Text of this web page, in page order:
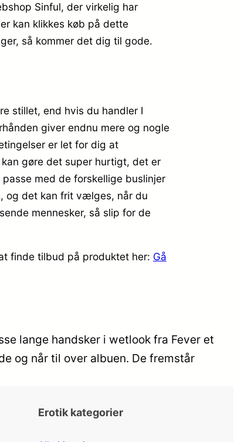
Sinful, der virkelig har
kan klikkes køb på dette
så kommer det dig til gode.
stillet, end hvis du handler I
giver endnu mere og nogle
er let for dig at
gøre det super hurtigt, det er
med de forskellige buslinjer
og det kan frit vælges, når du
mennesker, så slip for de
finde tilbud på produktet her: Gå
lange handsker i wetlook fra Fever et
og når til over albuen. De fremstår
Erotik kategorier